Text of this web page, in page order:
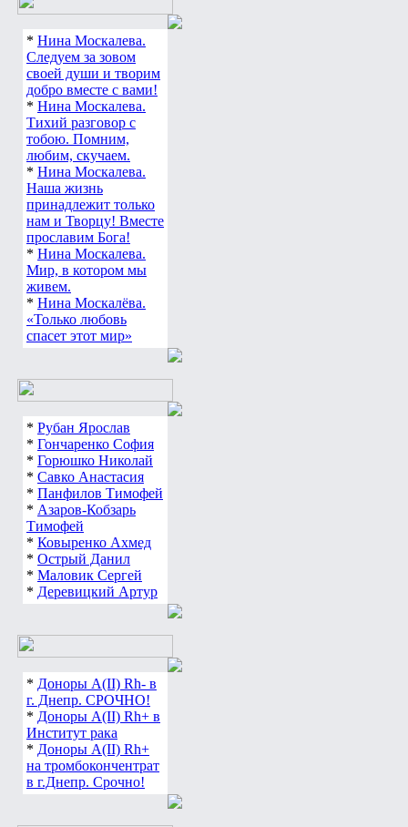
* Нина Москалева.
Следуем за зовом
своей души и творим
добро вместе с вами!
* Нина Москалева.
Тихий разговор с
тобою. Помним,
любим, скучаем.
* Нина Москалева.
Наша жизнь
принадлежит только
нам и Творцу! Вместе
прославим Бога!
* Нина Москалева.
Мир, в котором мы
живем.
* Нина Москалёва.
«Только любовь
спасет этот мир»
* Рубан Ярослав
* Гончаренко София
* Горюшко Николай
* Савко Анастасия
* Панфилов Тимофей
* Азаров-Кобзарь
Тимофей
* Ковыренко Ахмед
* Острый Данил
* Маловик Сергей
* Деревицкий Артур
* Доноры А(ІІ) Rh- в
г. Днепр. СРОЧНО!
* Доноры А(ІІ) Rh+ в
Институт рака
* Доноры А(ІІ) Rh+
на тромбокончентрат
в г.Днепр. Срочно!